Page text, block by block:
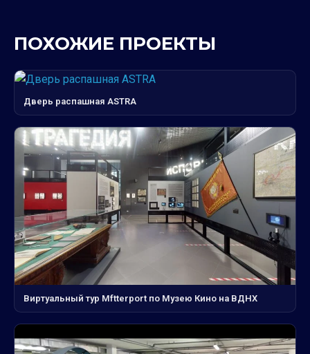
ПОХОЖИЕ ПРОЕКТЫ
Дверь распашная ASTRA
Виртуальный тур Mftterport по Музею Кино на ВДНХ